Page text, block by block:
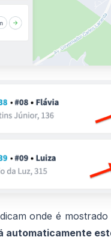
onde é
automaticamente